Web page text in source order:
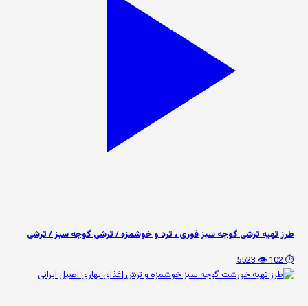
طرز تهیه ترشی گوجه سبز فوری ، ترد و خوشمزه / ترشی گوجه سبز / ترشی
⏱️ 102
👁️ 5523